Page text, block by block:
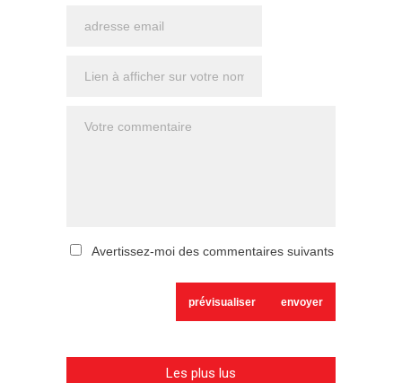
Avertissez-moi des commentaires suivants
Les plus lus